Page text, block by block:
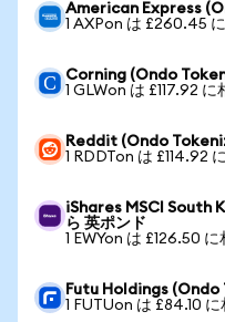
American Express
1 AXPon は £260.45
Corning (Ondo
1 GLWon は £117.92 に
Reddit (Ondo
1 RDDTon は £114.92
iShares MSCI South
ら 英ポンド
1 EWYon は £126.50 に
Futu Holdings (Ondo
1 FUTUon は £84.10 に